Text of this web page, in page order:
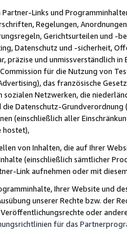
Links und
Regelungen,
Gerichtsurteilen und -
Datenschutz und -sicherheit,
präzise und unmissverständlich
für die Nutzung von
das französische
sozialen Netzwerken, die
Datenschutz-
(einschließlich aller
hostet),
von Inhalten, die auf Ihrer
(einschließlich sämtlicher
Link aufnehmen oder mit
Ihrer Website und
unserer Rechte bzw. der
oder
für das